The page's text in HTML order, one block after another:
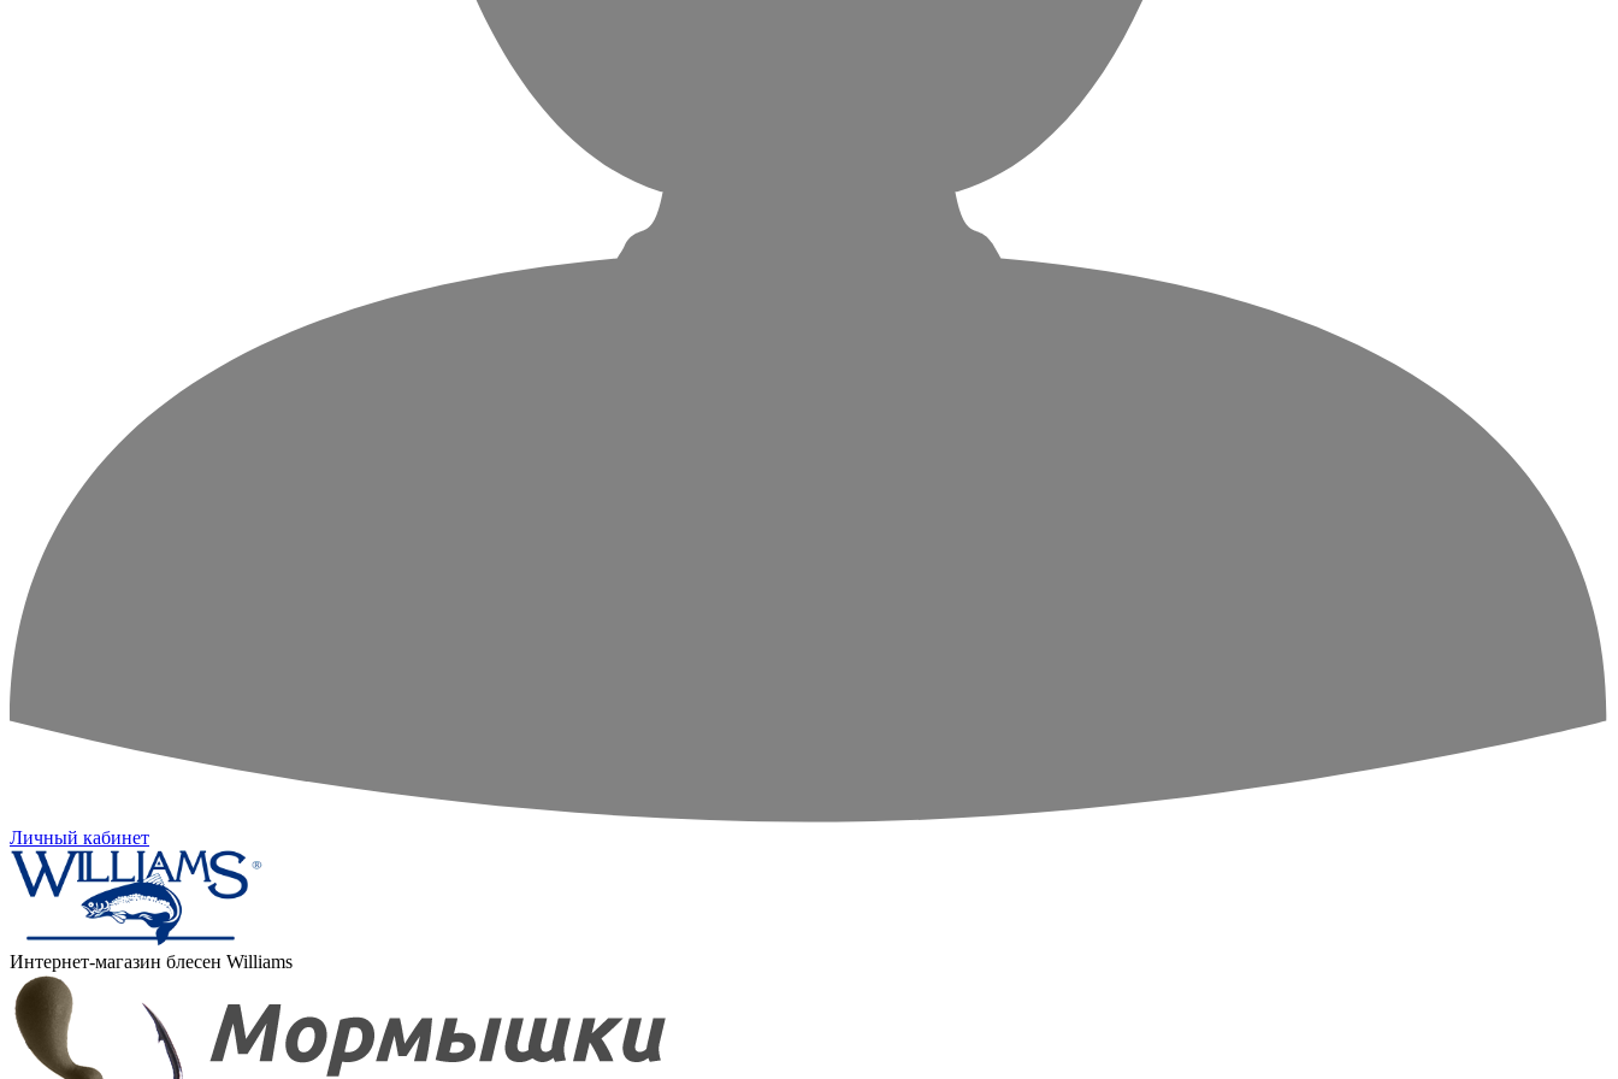
Личный кабинет
Интернет-магазин блесен Williams